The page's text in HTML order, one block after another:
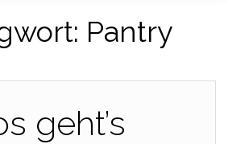
Pantry
geht’s